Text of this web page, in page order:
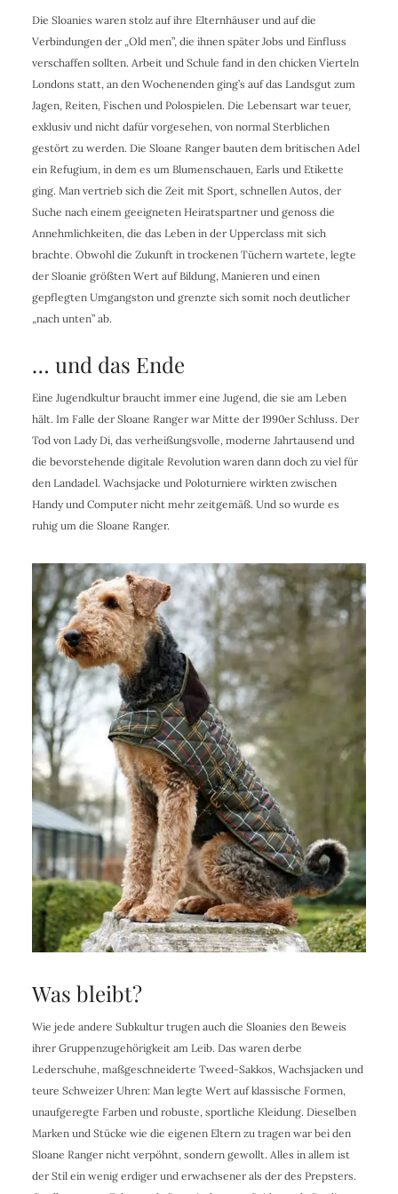
Die Sloanies waren stolz auf ihre Elternhäuser und auf die
Verbindungen der „Old men”, die ihnen später Jobs und Einfluss
verschaffen sollten. Arbeit und Schule fand in den chicken Vierteln
Londons statt, an den Wochenenden ging’s auf das Landsgut zum
Jagen, Reiten, Fischen und Polospielen. Die Lebensart war teuer,
exklusiv und nicht dafür vorgesehen, von normal Sterblichen
gestört zu werden. Die Sloane Ranger bauten dem britischen Adel
ein Refugium, in dem es um Blumenschauen, Earls und Etikette
ging. Man vertrieb sich die Zeit mit Sport, schnellen Autos, der
Suche nach einem geeigneten Heiratspartner und genoss die
Annehmlichkeiten, die das Leben in der Upperclass mit sich
brachte. Obwohl die Zukunft in trockenen Tüchern wartete, legte
der Sloanie größten Wert auf Bildung, Manieren und einen
gepflegten Umgangston und grenzte sich somit noch deutlicher
„nach unten” ab.
… und das Ende
Eine Jugendkultur braucht immer eine Jugend, die sie am Leben
hält. Im Falle der Sloane Ranger war Mitte der 1990er Schluss. Der
Tod von Lady Di, das verheißungsvolle, moderne Jahrtausend und
die bevorstehende digitale Revolution waren dann doch zu viel für
den Landadel. Wachsjacke und Poloturniere wirkten zwischen
Handy und Computer nicht mehr zeitgemäß. Und so wurde es
ruhig um die Sloane Ranger.
Was bleibt?
Wie jede andere Subkultur trugen auch die Sloanies den Beweis
ihrer Gruppenzugehörigkeit am Leib. Das waren derbe
Lederschuhe, maßgeschneiderte Tweed-Sakkos, Wachsjacken und
teure Schweizer Uhren: Man legte Wert auf klassische Formen,
unaufgeregte Farben und robuste, sportliche Kleidung. Dieselben
Marken und Stücke wie die eigenen Eltern zu tragen war bei den
Sloane Ranger nicht verpöhnt, sondern gewollt. Alles in allem ist
der Stil ein wenig erdiger und erwachsener als der des Prepsters.